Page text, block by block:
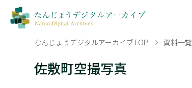
なんじょうデジタルアーカイブTOP 資料一覧
佐敷町空撮写真